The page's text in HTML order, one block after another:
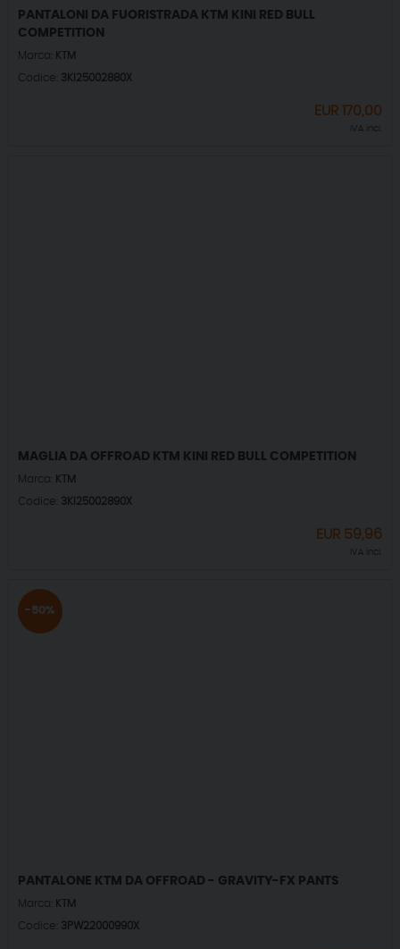
PANTALONI DA FUORISTRADA KTM KINI RED BULL
COMPETITION
Marca: KTM
Codice: 3KI25002880X
EUR 170,00
IVA incl.
MAGLIA DA OFFROAD KTM KINI RED BULL COMPETITION
Marca: KTM
Codice: 3KI25002890X
EUR 59,96
IVA incl.
-50%
PANTALONE KTM DA OFFROAD - GRAVITY-FX PANTS
Marca: KTM
Codice: 3PW22000990X